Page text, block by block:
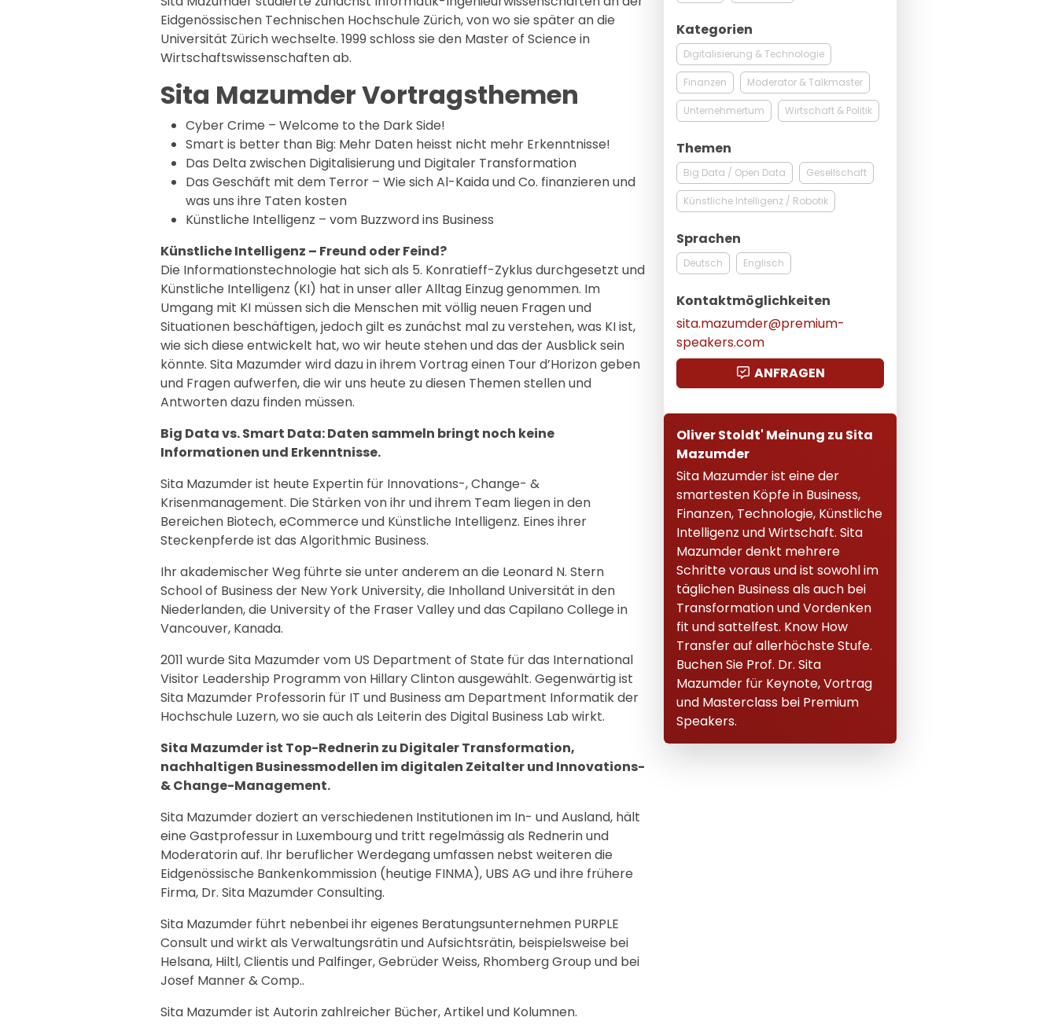
Eidgenössischen Technischen Hochschule Zürich, von wo sie später an die
Universität Zürich wechselte. 1999 schloss sie den Master of Science in
Wirtschaftswissenschaften ab.
Sita Mazumder Vortragsthemen
Cyber Crime – Welcome to the Dark Side!
Smart is better than Big: Mehr Daten heisst nicht mehr Erkenntnisse!
Das Delta zwischen Digitalisierung und Digitaler Transformation
Das Geschäft mit dem Terror – Wie sich Al-Kaida und Co. finanzieren und
was uns ihre Taten kosten
Künstliche Intelligenz – vom Buzzword ins Business
Künstliche Intelligenz – Freund oder Feind?
Die Informationstechnologie hat sich als 5. Konratieff-Zyklus durchgesetzt und
Künstliche Intelligenz (KI) hat in unser aller Alltag Einzug genommen. Im
Umgang mit KI müssen sich die Menschen mit völlig neuen Fragen und
Situationen beschäftigen, jedoch gilt es zunächst mal zu verstehen, was KI ist,
wie sich diese entwickelt hat, wo wir heute stehen und das der Ausblick sein
könnte. Sita Mazumder wird dazu in ihrem Vortrag einen Tour d’Horizon geben
und Fragen aufwerfen, die wir uns heute zu diesen Themen stellen und
Antworten dazu finden müssen.
Big Data vs. Smart Data: Daten sammeln bringt noch keine
Informationen und Erkenntnisse.
Sita Mazumder ist heute Expertin für Innovations-, Change- &
Krisenmanagement. Die Stärken von ihr und ihrem Team liegen in den
Bereichen Biotech, eCommerce und Künstliche Intelligenz. Eines ihrer
Steckenpferde ist das Algorithmic Business.
Ihr akademischer Weg führte sie unter anderem an die Leonard N. Stern
School of Business der New York University, die Inholland Universität in den
Niederlanden, die University of the Fraser Valley und das Capilano College in
Vancouver, Kanada.
2011 wurde Sita Mazumder vom US Department of State für das International
Visitor Leadership Programm von Hillary Clinton ausgewählt. Gegenwärtig ist
Sita Mazumder Professorin für IT und Business am Department Informatik der
Hochschule Luzern, wo sie auch als Leiterin des Digital Business Lab wirkt.
Sita Mazumder ist Top-Rednerin zu Digitaler Transformation,
nachhaltigen Businessmodellen im digitalen Zeitalter und Innovations-
& Change-Management.
Sita Mazumder doziert an verschiedenen Institutionen im In- und Ausland, hält
eine Gastprofessur in Luxembourg und tritt regelmässig als Rednerin und
Moderatorin auf. Ihr beruflicher Werdegang umfassen nebst weiteren die
Eidgenössische Bankenkommission (heutige FINMA), UBS AG und ihre frühere
Firma, Dr. Sita Mazumder Consulting.
Sita Mazumder führt nebenbei ihr eigenes Beratungsunternehmen PURPLE
Consult und wirkt als Verwaltungsrätin und Aufsichtsrätin, beispielsweise bei
Helsana, Hiltl, Clientis und Palfinger, Gebrüder Weiss, Rhomberg Group und bei
Josef Manner & Comp..
Sita Mazumder ist Autorin zahlreicher Bücher, Artikel und Kolumnen.
Kategorien
Digitalisierung & Technologie
Finanzen Moderator & Talkmaster
Unternehmertum Wirtschaft & Politik
Themen
Big Data / Open Data Gesellschaft
Künstliche Intelligenz / Robotik
Sprachen
Deutsch Englisch
Kontaktmöglichkeiten
sita.mazumder@premium-
speakers.com
ANFRAGEN
Oliver Stoldt' Meinung zu Sita
Mazumder
Sita Mazumder ist eine der
smartesten Köpfe in Business,
Finanzen, Technologie, Künstliche
Intelligenz und Wirtschaft. Sita
Mazumder denkt mehrere
Schritte voraus und ist sowohl im
täglichen Business als auch bei
Transformation und Vordenken
fit und sattelfest. Know How
Transfer auf allerhöchste Stufe.
Buchen Sie Prof. Dr. Sita
Mazumder für Keynote, Vortrag
und Masterclass bei Premium
Speakers.